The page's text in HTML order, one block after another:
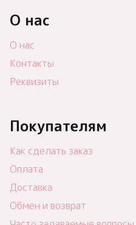
О нас
О нас
Контакты
Реквизиты
Покупателям
Как сделать заказ
Оплата
Доставка
Обмен и возврат